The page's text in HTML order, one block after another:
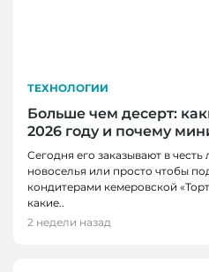
ТЕХНОЛОГИИ
Больше чем десерт:
2026 году и почему
Сегодня его заказывают в
новоселья или просто чтобы
кондитерами кемеровской
какие..
2 недели назад